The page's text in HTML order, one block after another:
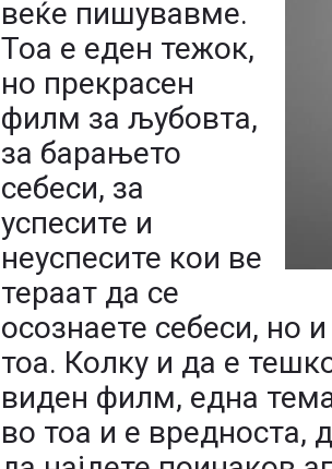
веќе пишувавме.
Тоа е еден тежок,
но прекрасен
филм за љубовта,
за барањето
себеси, за
успесите и
неуспесите кои ве
тераат да се
осознаете себеси, но
тоа. Колку и да е
виден филм, една
во тоа и е вредноста,